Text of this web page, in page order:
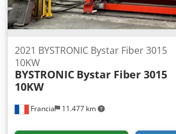
Francia 11.477 km
2021 BYSTRONIC Bystar Fiber 3015
10KW
BYSTRONIC Bystar Fiber 3015
10KW